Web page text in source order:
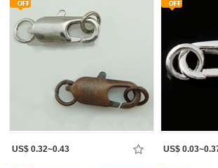
US$ 0.32~0.43 US$